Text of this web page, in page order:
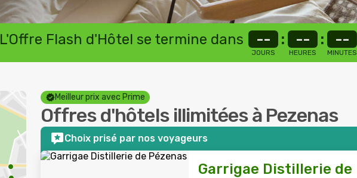
L'Offre Flash d'Hôtel se termine dans --
JOURS
: --
HEURES
: --
MINUTES
Meilleur prix avec Prime
Offres d'hôtels illimitées à Pezenas
Choix prisé par nos voyageurs
Garrigae Distillerie de